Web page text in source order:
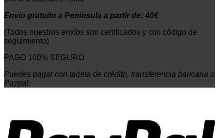
Envío gratuito a Península a partir de: 40€
(Todos nuestros envíos son certificados y con código de
seguimiento)
PAGO 100% SEGURO
Puedes pagar con tarjeta de crédito, transferencia bancaria o
Paypal.